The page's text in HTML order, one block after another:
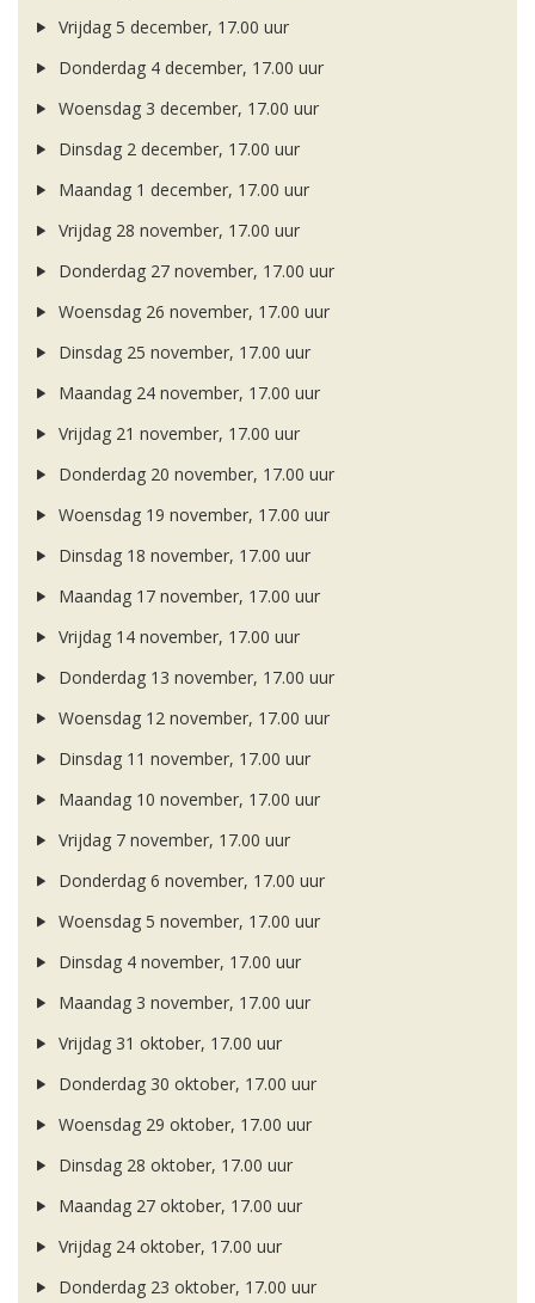
Vrijdag 5 december, 17.00 uur
Donderdag 4 december, 17.00 uur
Woensdag 3 december, 17.00 uur
Dinsdag 2 december, 17.00 uur
Maandag 1 december, 17.00 uur
Vrijdag 28 november, 17.00 uur
Donderdag 27 november, 17.00 uur
Woensdag 26 november, 17.00 uur
Dinsdag 25 november, 17.00 uur
Maandag 24 november, 17.00 uur
Vrijdag 21 november, 17.00 uur
Donderdag 20 november, 17.00 uur
Woensdag 19 november, 17.00 uur
Dinsdag 18 november, 17.00 uur
Maandag 17 november, 17.00 uur
Vrijdag 14 november, 17.00 uur
Donderdag 13 november, 17.00 uur
Woensdag 12 november, 17.00 uur
Dinsdag 11 november, 17.00 uur
Maandag 10 november, 17.00 uur
Vrijdag 7 november, 17.00 uur
Donderdag 6 november, 17.00 uur
Woensdag 5 november, 17.00 uur
Dinsdag 4 november, 17.00 uur
Maandag 3 november, 17.00 uur
Vrijdag 31 oktober, 17.00 uur
Donderdag 30 oktober, 17.00 uur
Woensdag 29 oktober, 17.00 uur
Dinsdag 28 oktober, 17.00 uur
Maandag 27 oktober, 17.00 uur
Vrijdag 24 oktober, 17.00 uur
Donderdag 23 oktober, 17.00 uur